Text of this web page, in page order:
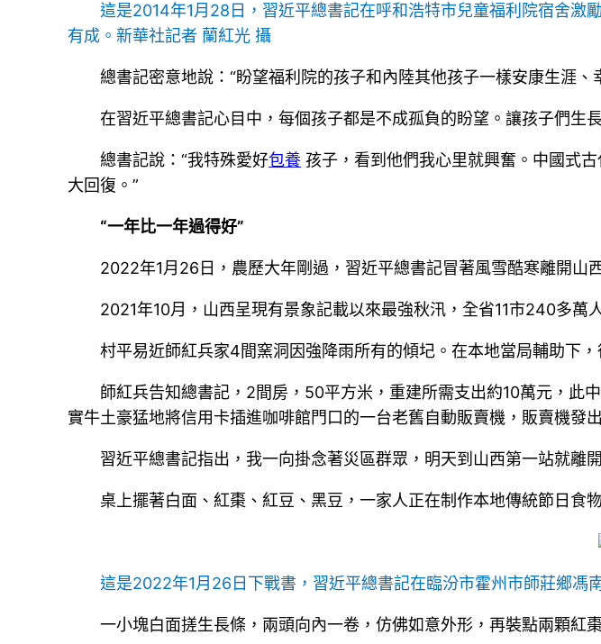
這是2014年1月28日，習近平總書記在呼和浩特市兒童福利院宿舍激
有成。新華社記者 蘭紅光 攝
總書記密意地說：“盼望福利院的孩子和內陸其他孩子一樣安康生涯
在習近平總書記心目中，每個孩子都是不成孤負的盼望。讓孩子們生
總書記說：“我特殊愛好包養 孩子，看到他們我心里就興奮。中國式
大回復。”
“一年比一年過得好”
2022年1月26日，農歷大年剛過，習近平總書記冒著風雪酷寒離開山
2021年10月，山西呈現有景象記載以來最強秋汛，全省11市240多
村平易近師紅兵家4間窯洞因強降雨所有的傾圮。在本地當局輔助下
師紅兵告知總書記，2間房，50平方米，重建所需支出約10萬元，此
實牛土豪猛地將信用卡插進咖啡館門口的一台老舊自動販賣機，販賣機發
習近平總書記指出，我一向掛念著災區群眾，明天到山西第一站就離
桌上擺著白面、紅棗、紅豆、黑豆，一家人正在制作本地傳統節日
這是2022年1月26日下戰書，習近平總書記在臨汾市霍州市師莊鄉馮
一小塊白面搓生長條，兩頭向內一卷，仿佛如意外形，再裝點兩顆紅